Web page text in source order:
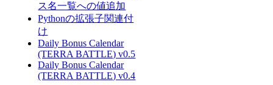
ス名一覧への値追加
Pythonの拡張子関連付
け
Daily Bonus Calendar
(TERRA BATTLE) v0.5
Daily Bonus Calendar
(TERRA BATTLE) v0.4